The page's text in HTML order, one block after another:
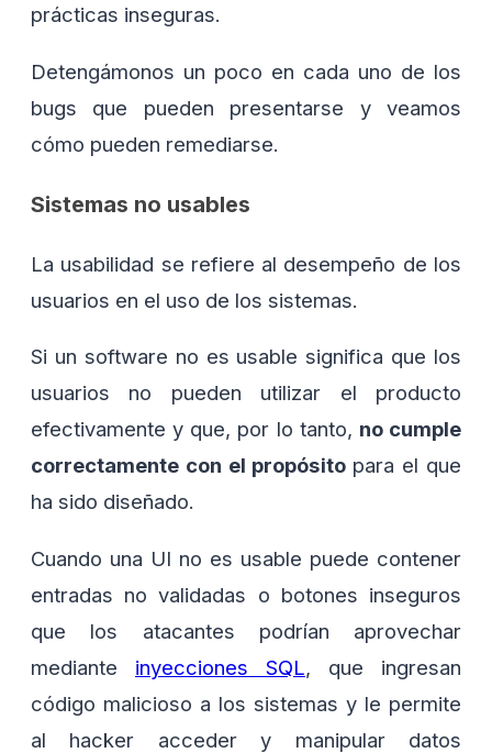
prácticas inseguras.
Detengámonos un poco en cada uno de los
bugs que pueden presentarse y veamos
cómo pueden remediarse.
Sistemas no usables
La usabilidad se refiere al desempeño de los
usuarios en el uso de los sistemas.
Si un software no es usable significa que los
usuarios no pueden utilizar el producto
efectivamente y que, por lo tanto, no cumple
correctamente con el propósitopara el que
ha sido diseñado.
Cuando una UI no es usable puede contener
entradas no validadas o botones inseguros
que los atacantes podrían aprovechar
mediante inyecciones SQL, que ingresan
código malicioso a los sistemas y le permite
al hacker acceder y manipular datos